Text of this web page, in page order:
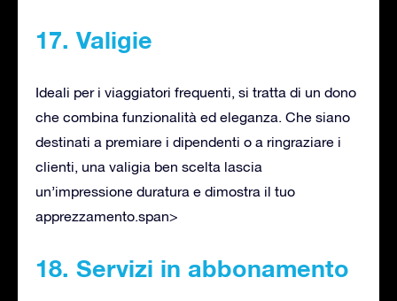
17. Valigie
Ideali per i viaggiatori frequenti, si tratta di un dono
che combina funzionalità ed eleganza. Che siano
destinati a premiare i dipendenti o a ringraziare i
clienti, una valigia ben scelta lascia
un’impressione duratura e dimostra il tuo
apprezzamento.span>
18. Servizi in abbonamento